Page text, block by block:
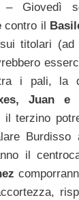
– Giovedì
contro il
titolari (ad
i pali, la
Juan e
il terzino
Burdisso
il